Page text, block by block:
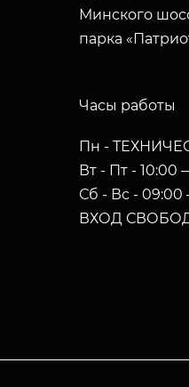
Минского
парка
Часы работы
Пн -
Вт - Пт - 10:00
Сб - Вс - 09:00
ВХОД